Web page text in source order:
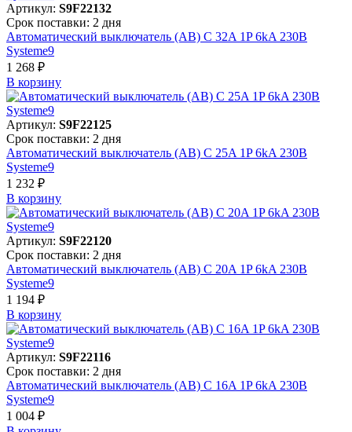
Артикул: S9F22132
Срок поставки: 2 дня
Автоматический выключатель (АВ) C 32A 1P 6kA 230В
Systeme9
1 268 ₽
В корзинy
Артикул: S9F22125
Срок поставки: 2 дня
Автоматический выключатель (АВ) C 25A 1P 6kA 230В
Systeme9
1 232 ₽
В корзинy
Артикул: S9F22120
Срок поставки: 2 дня
Автоматический выключатель (АВ) C 20A 1P 6kA 230В
Systeme9
1 194 ₽
В корзинy
Артикул: S9F22116
Срок поставки: 2 дня
Автоматический выключатель (АВ) C 16A 1P 6kA 230В
Systeme9
1 004 ₽